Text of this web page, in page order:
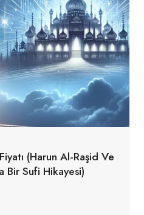
(Harun Al-Raşid Ve
Bir Sufi Hikayesi)